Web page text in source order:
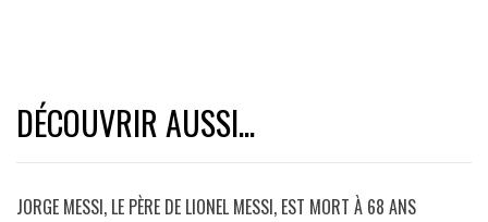
DÉCOUVRIR AUSSI...
JORGE MESSI, LE PÈRE DE LIONEL MESSI, EST MORT À 68 ANS